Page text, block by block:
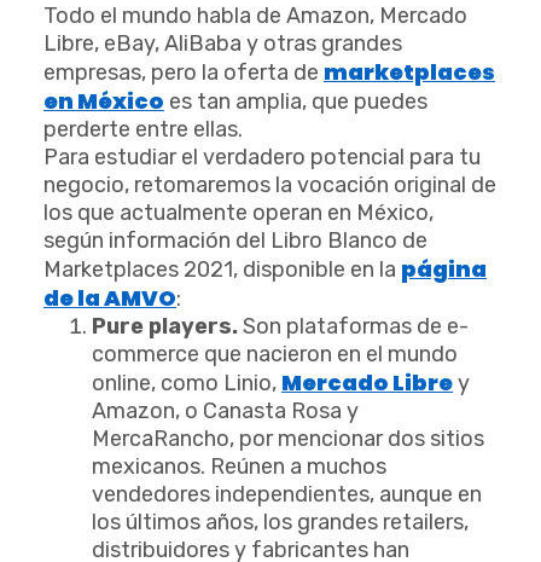
Todo el mundo habla de Amazon, Mercado
Libre, eBay, AliBaba y otras grandes
empresas, pero la oferta de marketplaces
en México es tan amplia, que puedes
perderte entre ellas.
Para estudiar el verdadero potencial para tu
negocio, retomaremos la vocación original de
los que actualmente operan en México,
según información del Libro Blanco de
Marketplaces 2021, disponible en la página
de la AMVO:
Pure players.Son plataformas de e-
commerce que nacieron en el mundo
online, como Linio, Mercado Librey
Amazon, o Canasta Rosa y
MercaRancho, por mencionar dos sitios
mexicanos. Reúnen a muchos
vendedores independientes, aunque en
los últimos años, los grandes retailers,
distribuidores y fabricantes han